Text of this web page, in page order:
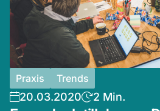
Praxis Trends
20.03.2020 2 Min.